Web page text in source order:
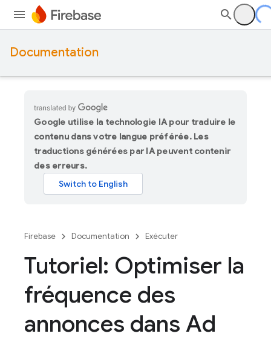
Documentation
Google utilise la technologie IA pour traduire le
contenu dans votre langue préférée. Les
traductions générées par IA peuvent contenir
des erreurs.
Firebase Documentation Exécuter
Tutoriel: Optimiser la
fréquence des
annonces dans Ad